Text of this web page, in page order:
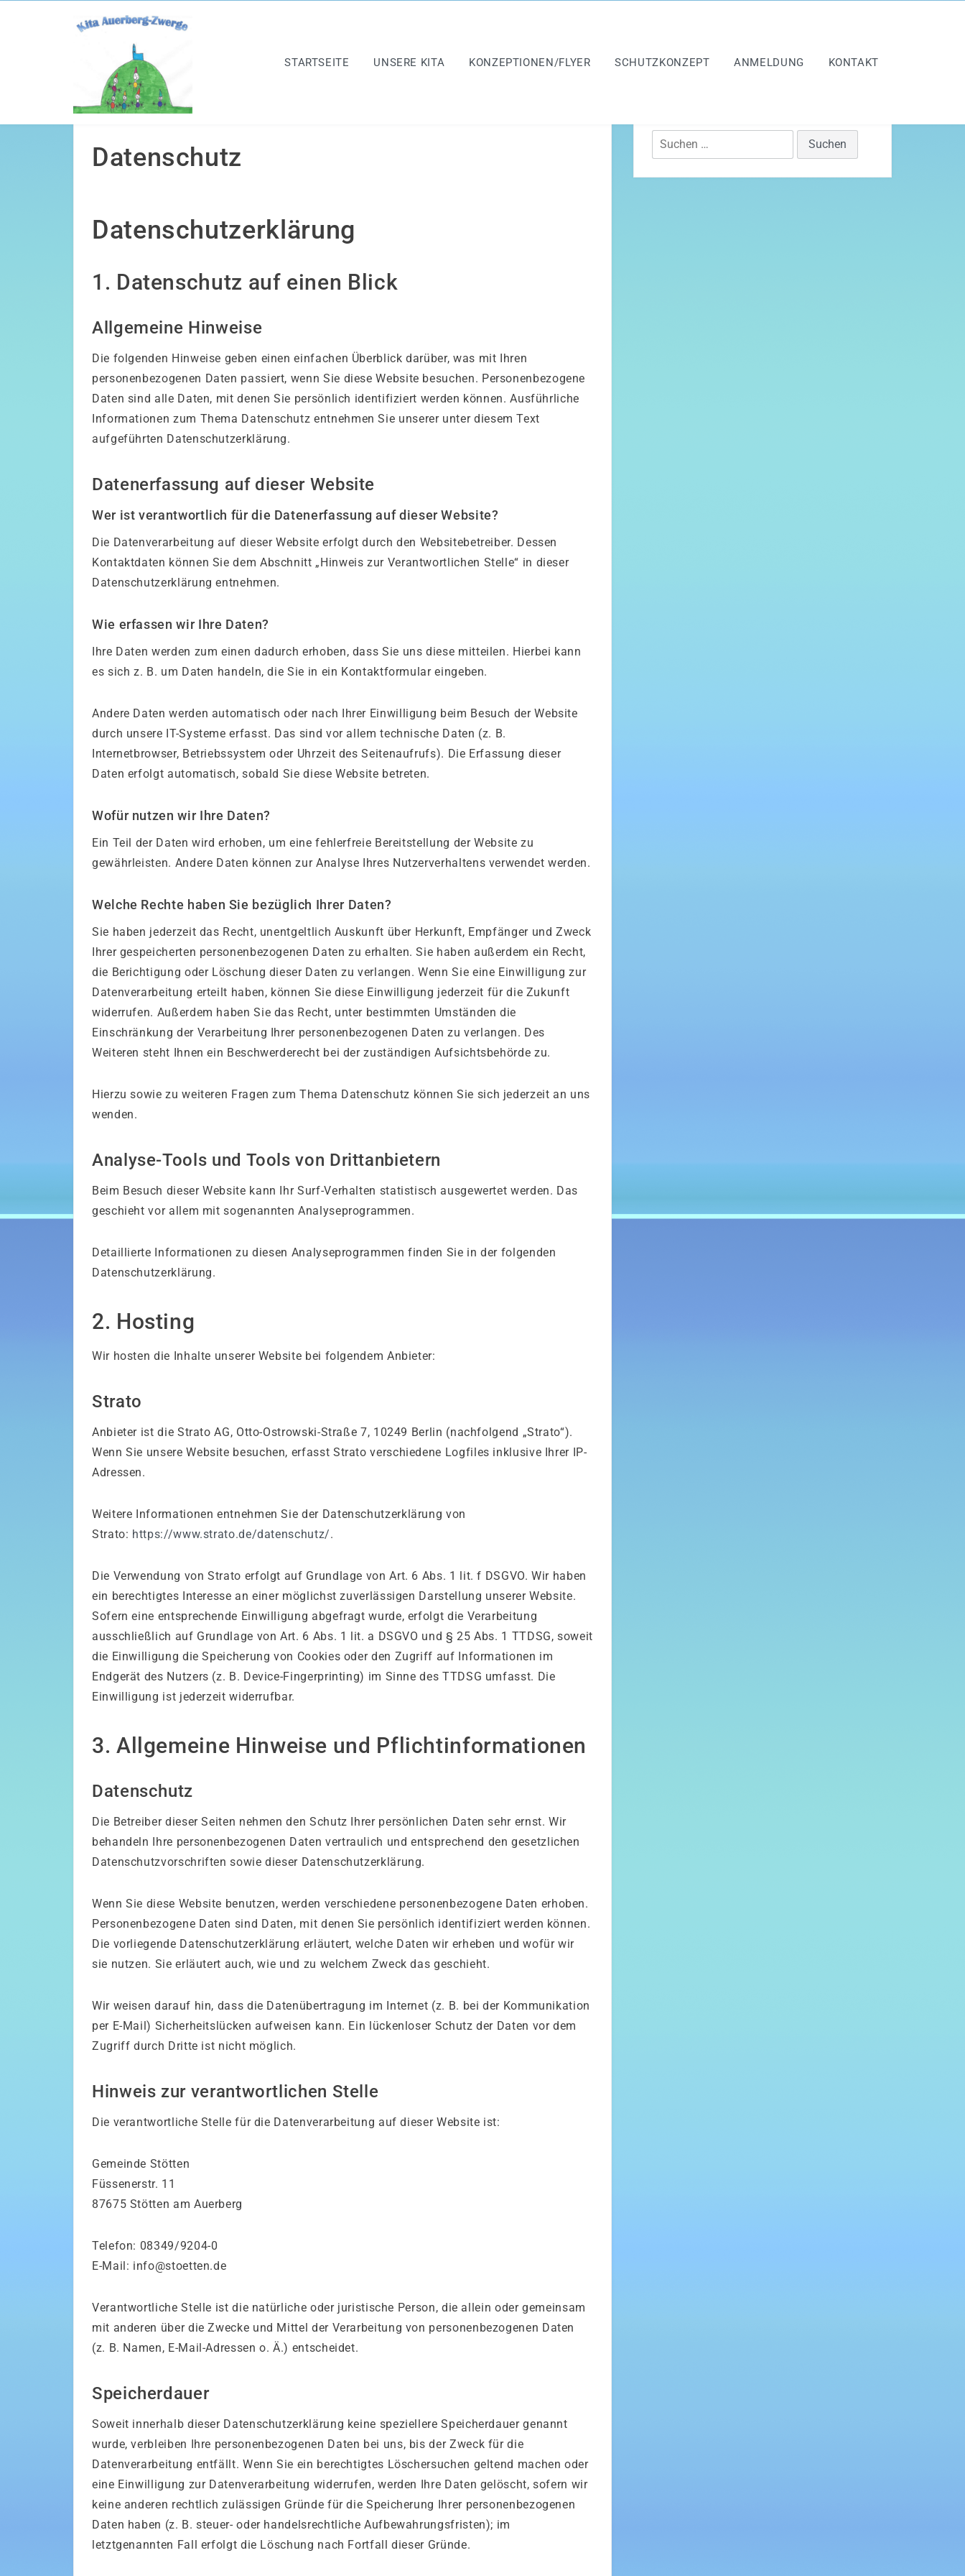
STARTSEITE UNSERE KITA KONZEPTIONEN/FLYER SCHUTZKONZEPT ANMELDUNG KONTAKT
Datenschutz
Datenschutzerklärung
1. Datenschutz auf einen Blick
Allgemeine Hinweise
Die folgenden Hinweise geben einen einfachen Überblick darüber, was mit Ihren
personenbezogenen Daten passiert, wenn Sie diese Website besuchen. Personenbezogene
Daten sind alle Daten, mit denen Sie persönlich identifiziert werden können. Ausführliche
Informationen zum Thema Datenschutz entnehmen Sie unserer unter diesem Text
aufgeführten Datenschutzerklärung.
Datenerfassung auf dieser Website
Wer ist verantwortlich für die Datenerfassung auf dieser Website?
Die Datenverarbeitung auf dieser Website erfolgt durch den Websitebetreiber. Dessen
Kontaktdaten können Sie dem Abschnitt „Hinweis zur Verantwortlichen Stelle“ in dieser
Datenschutzerklärung entnehmen.
Wie erfassen wir Ihre Daten?
Ihre Daten werden zum einen dadurch erhoben, dass Sie uns diese mitteilen. Hierbei kann
es sich z. B. um Daten handeln, die Sie in ein Kontaktformular eingeben.
Andere Daten werden automatisch oder nach Ihrer Einwilligung beim Besuch der Website
durch unsere IT-Systeme erfasst. Das sind vor allem technische Daten (z. B.
Internetbrowser, Betriebssystem oder Uhrzeit des Seitenaufrufs). Die Erfassung dieser
Daten erfolgt automatisch, sobald Sie diese Website betreten.
Wofür nutzen wir Ihre Daten?
Ein Teil der Daten wird erhoben, um eine fehlerfreie Bereitstellung der Website zu
gewährleisten. Andere Daten können zur Analyse Ihres Nutzerverhaltens verwendet werden.
Welche Rechte haben Sie bezüglich Ihrer Daten?
Sie haben jederzeit das Recht, unentgeltlich Auskunft über Herkunft, Empfänger und Zweck
Ihrer gespeicherten personenbezogenen Daten zu erhalten. Sie haben außerdem ein Recht,
die Berichtigung oder Löschung dieser Daten zu verlangen. Wenn Sie eine Einwilligung zur
Datenverarbeitung erteilt haben, können Sie diese Einwilligung jederzeit für die Zukunft
widerrufen. Außerdem haben Sie das Recht, unter bestimmten Umständen die
Einschränkung der Verarbeitung Ihrer personenbezogenen Daten zu verlangen. Des
Weiteren steht Ihnen ein Beschwerderecht bei der zuständigen Aufsichtsbehörde zu.
Hierzu sowie zu weiteren Fragen zum Thema Datenschutz können Sie sich jederzeit an uns
wenden.
Analyse-Tools und Tools von Dritt­anbietern
Beim Besuch dieser Website kann Ihr Surf-Verhalten statistisch ausgewertet werden. Das
geschieht vor allem mit sogenannten Analyseprogrammen.
Detaillierte Informationen zu diesen Analyseprogrammen finden Sie in der folgenden
Datenschutzerklärung.
2. Hosting
Wir hosten die Inhalte unserer Website bei folgendem Anbieter:
Strato
Anbieter ist die Strato AG, Otto-Ostrowski-Straße 7, 10249 Berlin (nachfolgend „Strato“).
Wenn Sie unsere Website besuchen, erfasst Strato verschiedene Logfiles inklusive Ihrer IP-
Adressen.
Weitere Informationen entnehmen Sie der Datenschutzerklärung von
Strato: https://www.strato.de/datenschutz/.
Die Verwendung von Strato erfolgt auf Grundlage von Art. 6 Abs. 1 lit. f DSGVO. Wir haben
ein berechtigtes Interesse an einer möglichst zuverlässigen Darstellung unserer Website.
Sofern eine entsprechende Einwilligung abgefragt wurde, erfolgt die Verarbeitung
ausschließlich auf Grundlage von Art. 6 Abs. 1 lit. a DSGVO und § 25 Abs. 1 TTDSG, soweit
die Einwilligung die Speicherung von Cookies oder den Zugriff auf Informationen im
Endgerät des Nutzers (z. B. Device-Fingerprinting) im Sinne des TTDSG umfasst. Die
Einwilligung ist jederzeit widerrufbar.
3. Allgemeine Hinweise und Pflicht­informationen
Datenschutz
Die Betreiber dieser Seiten nehmen den Schutz Ihrer persönlichen Daten sehr ernst. Wir
behandeln Ihre personenbezogenen Daten vertraulich und entsprechend den gesetzlichen
Datenschutzvorschriften sowie dieser Datenschutzerklärung.
Wenn Sie diese Website benutzen, werden verschiedene personenbezogene Daten erhoben.
Personenbezogene Daten sind Daten, mit denen Sie persönlich identifiziert werden können.
Die vorliegende Datenschutzerklärung erläutert, welche Daten wir erheben und wofür wir
sie nutzen. Sie erläutert auch, wie und zu welchem Zweck das geschieht.
Wir weisen darauf hin, dass die Datenübertragung im Internet (z. B. bei der Kommunikation
per E-Mail) Sicherheitslücken aufweisen kann. Ein lückenloser Schutz der Daten vor dem
Zugriff durch Dritte ist nicht möglich.
Hinweis zur verantwortlichen Stelle
Die verantwortliche Stelle für die Datenverarbeitung auf dieser Website ist:
Gemeinde Stötten
Füssenerstr. 11
87675 Stötten am Auerberg
Telefon: 08349/9204-0
E-Mail: info@stoetten.de
Verantwortliche Stelle ist die natürliche oder juristische Person, die allein oder gemeinsam
mit anderen über die Zwecke und Mittel der Verarbeitung von personenbezogenen Daten
(z. B. Namen, E-Mail-Adressen o. Ä.) entscheidet.
Speicherdauer
Soweit innerhalb dieser Datenschutzerklärung keine speziellere Speicherdauer genannt
wurde, verbleiben Ihre personenbezogenen Daten bei uns, bis der Zweck für die
Datenverarbeitung entfällt. Wenn Sie ein berechtigtes Löschersuchen geltend machen oder
eine Einwilligung zur Datenverarbeitung widerrufen, werden Ihre Daten gelöscht, sofern wir
keine anderen rechtlich zulässigen Gründe für die Speicherung Ihrer personenbezogenen
Daten haben (z. B. steuer- oder handelsrechtliche Aufbewahrungsfristen); im
letztgenannten Fall erfolgt die Löschung nach Fortfall dieser Gründe.
Suchen
nach: